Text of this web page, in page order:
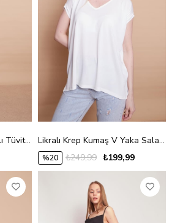
Önü Düğmeli Cep Kapaklı Tüvit Blazer Kısa Ceket-Yeşil Ekose
Likralı Krep Kumaş V Yaka Salaş Yanı Yırtmaçlı Oversize Bluz-Krem
%20 ₺199,99
₺249,99